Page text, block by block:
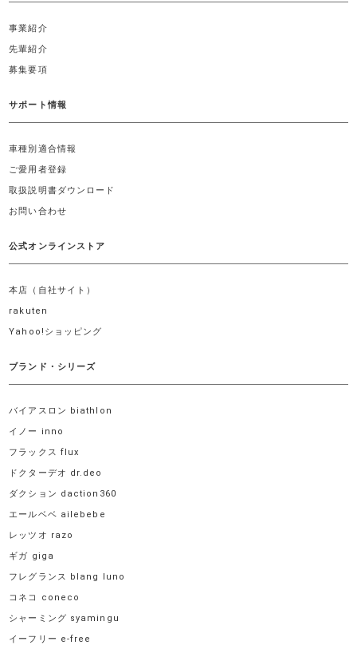
事業紹介
先輩紹介
募集要項
サポート情報
車種別適合情報
ご愛用者登録
取扱説明書ダウンロード
お問い合わせ
公式オンラインストア
本店（自社サイト）
rakuten
Yahoo!ショッピング
ブランド・シリーズ
バイアスロン biathlon
イノー inno
フラックス flux
ドクターデオ dr.deo
ダクション daction360
エールベベ ailebebe
レッツオ razo
ギガ giga
フレグランス blang luno
コネコ coneco
シャーミング syamingu
イーフリー e-free